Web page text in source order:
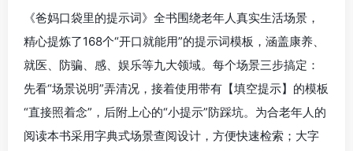
《爸妈口袋里的提示词》全书围绕老年人真实生活场景，
精心提炼了168个“开口就能用”的提示词模板，涵盖康养、
就医、防骗、感、娱乐等九大领域。每个场景三步搞定：
先看“场景说明”弄清况，接着使用带有【填空提示】的模板
“直接照着念”，后附上心的“小提示”防踩坑。为合老年人的
阅读本书采用字典式场景查阅设计，方便快速检索；大字